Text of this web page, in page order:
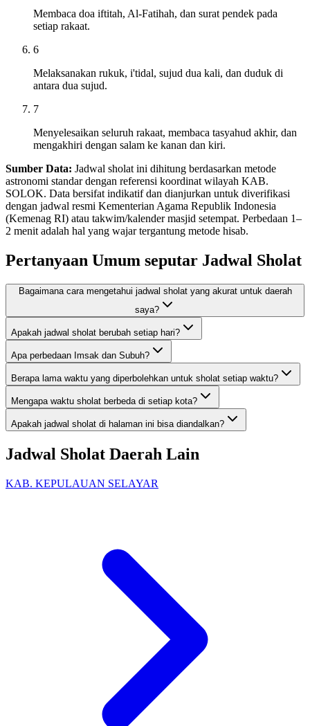
Membaca doa iftitah, Al-Fatihah, dan surat pendek pada
setiap rakaat.
6
Melaksanakan rukuk, i'tidal, sujud dua kali, dan duduk di
antara dua sujud.
7
Menyelesaikan seluruh rakaat, membaca tasyahud akhir, dan
mengakhiri dengan salam ke kanan dan kiri.
Sumber Data: Jadwal sholat ini dihitung berdasarkan metode
astronomi standar dengan referensi koordinat wilayah KAB.
SOLOK. Data bersifat indikatif dan dianjurkan untuk diverifikasi
dengan jadwal resmi Kementerian Agama Republik Indonesia
(Kemenag RI) atau takwim/kalender masjid setempat. Perbedaan 1–
2 menit adalah hal yang wajar tergantung metode hisab.
Pertanyaan Umum seputar Jadwal Sholat
Bagaimana cara mengetahui jadwal sholat yang akurat untuk daerah
saya?
Apakah jadwal sholat berubah setiap hari?
Apa perbedaan Imsak dan Subuh?
Berapa lama waktu yang diperbolehkan untuk sholat setiap waktu?
Mengapa waktu sholat berbeda di setiap kota?
Apakah jadwal sholat di halaman ini bisa diandalkan?
Jadwal Sholat Daerah Lain
KAB. KEPULAUAN SELAYAR